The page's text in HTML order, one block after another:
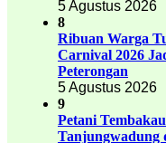
5 Agustus 2026
8
Ribuan Warga
Carnival 2026
Peterongan
5 Agustus 2026
9
Petani
Tanjungwadung